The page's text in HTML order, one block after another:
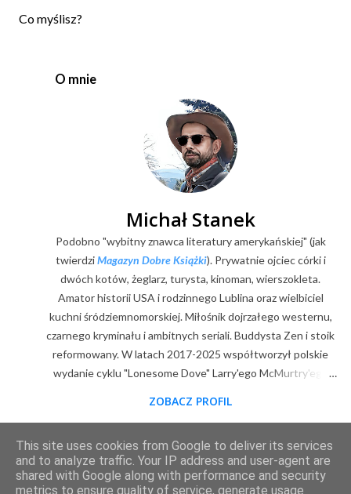
P
Co myślisz?
O mnie
Michał Stanek
Podobno "wybitny znawca literatury amerykańskiej" (jak
twierdziMagazyn Dobre Książki). Prywatnie ojciec córki i
dwóch kotów, żeglarz, turysta, kinoman, wierszokleta.
Amator historii USA i rodzinnego Lublina oraz wielbiciel
kuchni śródziemnomorskiej. Miłośnik dojrzałego westernu,
czarnego kryminału i ambitnych seriali. Buddysta Zen i stoik
reformowany. W latach 2017-2025 współtworzył polskie
wydanie cyklu "Lonesome Dove" Larry'ego McMurtry'ego
ZOBACZ PROFIL
Obsługiwane przez usługę Blogger
2011-2025 © content & design by Michał Stanek. Kopiowanie materiałów wyłącznie za
This site uses cookies from Google to deliver its services
and to analyze traffic. Your IP address and user-agent are
shared with Google along with performance and security
metrics to ensure quality of service, generate usage